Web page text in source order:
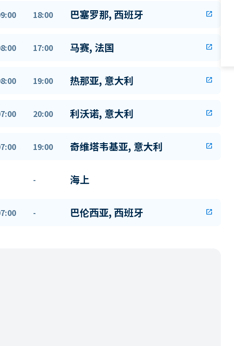
18:00 巴塞罗那, 西班牙 open_in_new
17:00 马赛, 法国 open_in_new
19:00 热那亚, 意大利 open_in_new
20:00 利沃诺, 意大利 open_in_new
19:00 奇维塔韦基亚, 意大利 open_in_new
- 海上
- 巴伦西亚, 西班牙 open_in_new